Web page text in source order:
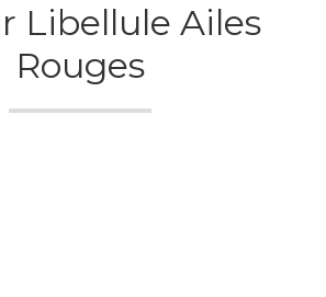
Libellule Ailes
Rouges